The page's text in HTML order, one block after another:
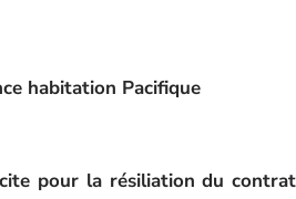
habitation Pacifique
pour la résiliation du contrat